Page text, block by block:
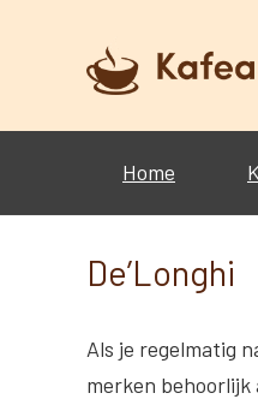
Home
De’Longhi
Als je regelmatig
merken behoorlijk